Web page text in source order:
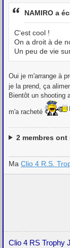
e
s
g
e
NAMIRO a
C'est cool !
On a droit à de
Un peu de vie
Oui je m'arrange à
je la prend, ça
Bientôt un shooting
m'a racheté
2membres ont
Ma Clio 4 R.S.
Clio 4 RS